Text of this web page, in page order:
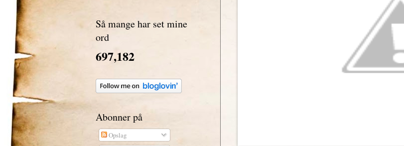
Så mange har set mine
ord
697,182
Abonner på
Opslag